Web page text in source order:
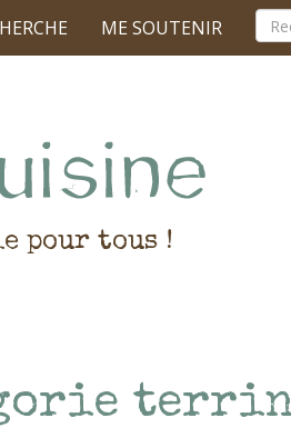
ME SOUTENIR
pour tous !